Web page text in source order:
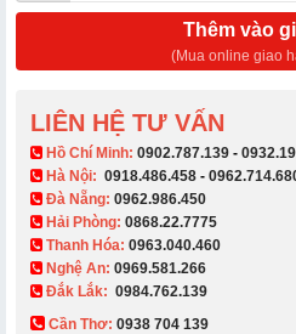
Thêm vào
(Mua online giao
LIÊN HỆ TƯ VẤN
​ Hồ Chí Minh: 0902.787.139 -
Hà Nội: 0918.486.458 -
Đà Nẵng: 0962.986.450
Hải Phòng: 0868.22.7775
Thanh Hóa: 0963.040.460
Nghệ An: 0969.581.266
Đắk Lắk: 0984.762.139
Cần Thơ: 0938 704 139​